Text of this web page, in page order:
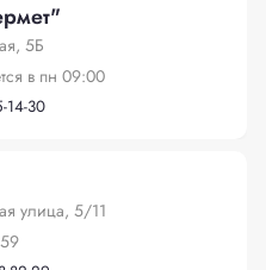
5Б
в пн 09:00
14-30
улица, 5/11